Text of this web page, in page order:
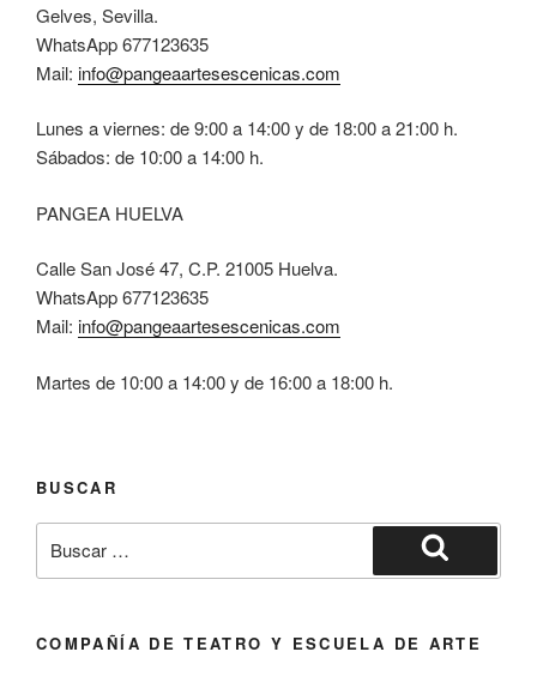
Gelves, Sevilla.
WhatsApp 677123635
Mail: info@pangeaartesescenicas.com
Lunes a viernes: de 9:00 a 14:00 y de 18:00 a 21:00 h.
Sábados: de 10:00 a 14:00 h.
PANGEA HUELVA
Calle San José 47, C.P. 21005 Huelva.
WhatsApp 677123635
Mail: info@pangeaartesescenicas.com
Martes de 10:00 a 14:00 y de 16:00 a 18:00 h.
BUSCAR
COMPAÑÍA DE TEATRO Y ESCUELA DE ARTE